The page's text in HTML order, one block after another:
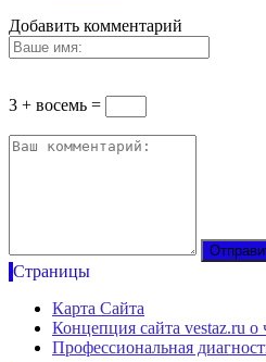
Добавить комментарий
3 + восемь =
Страницы
Карта Сайта
Концепция сайта vestaz.ru
Профессиональная